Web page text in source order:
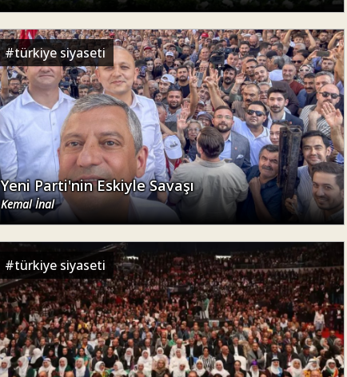
#türkiye siyaseti
Yeni Parti'nin Eskiyle Savaşı
Kemal İnal
#türkiye siyaseti